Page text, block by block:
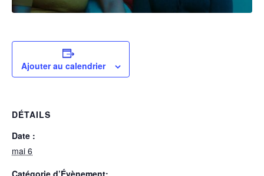
Ajouter au calendrier
DÉTAILS
Date :
mai 6
Catégorie d’Évènement: